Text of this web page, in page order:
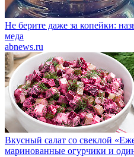
Не берите даже за копейки:
меда
abnews.ru
Вкусный салат со свеклой
маринованные огурчики и